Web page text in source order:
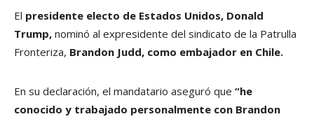
El presidente electo de Estados Unidos, Donald
Trump, nominó al expresidente del sindicato de la Patrulla
Fronteriza, Brandon Judd, como embajador en Chile.
En su declaración, el mandatario aseguró que “he
conocido y trabajado personalmente con Brandon